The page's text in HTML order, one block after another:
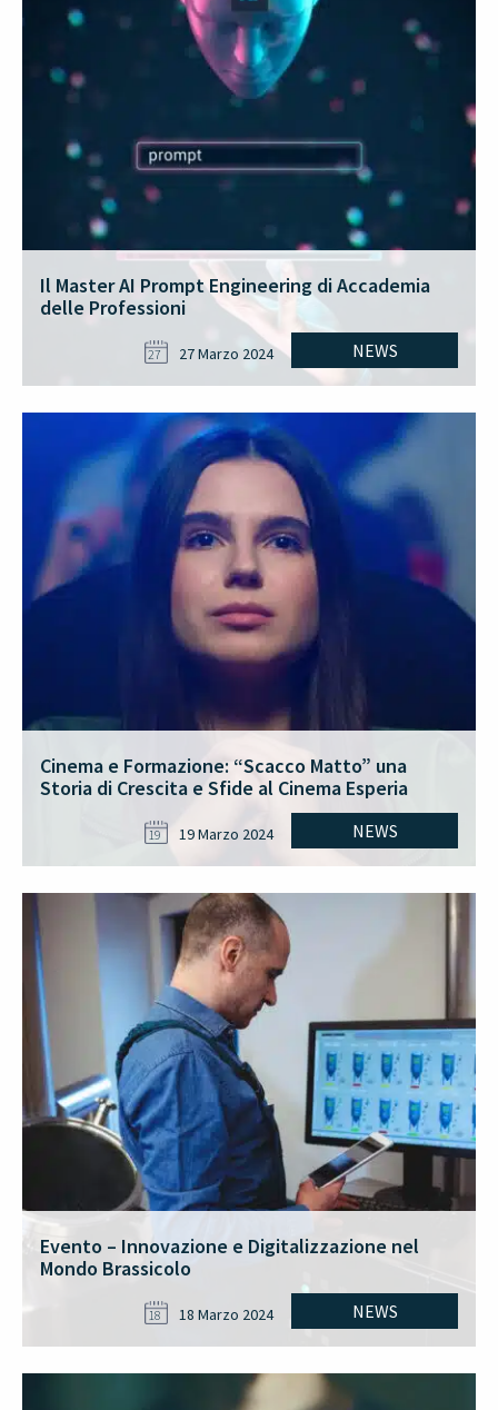
Il Master AI Prompt Engineering di Accademia
delle Professioni
NEWS
27 27 Marzo 2024
Cinema e Formazione: “Scacco Matto” una
Storia di Crescita e Sfide al Cinema Esperia
NEWS
19 19 Marzo 2024
Evento – Innovazione e Digitalizzazione nel
Mondo Brassicolo
NEWS
18 18 Marzo 2024